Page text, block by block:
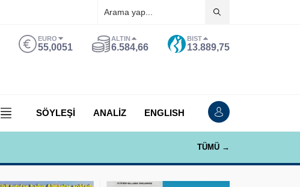
EURO
55,0051
ALTIN
6.584,66
BIST
13.889,75
SÖYLEŞİ ANALİZ ENGLISH
TÜMÜ →